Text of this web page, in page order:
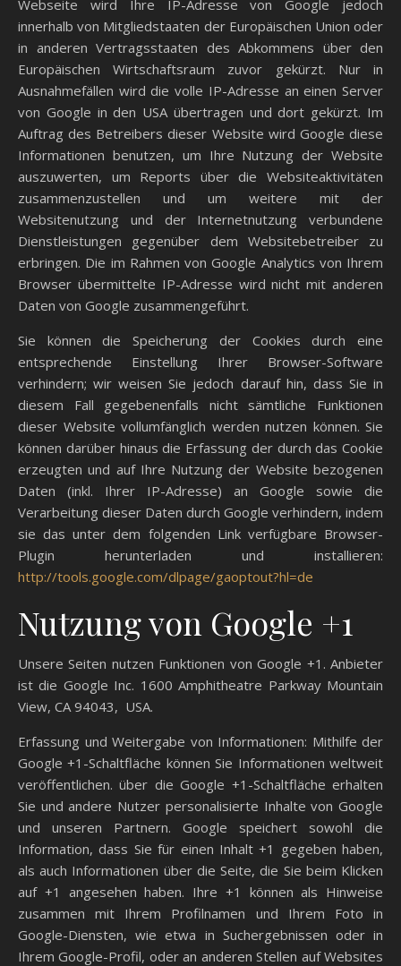
Webseite wird Ihre IP-Adresse von Google jedoch
innerhalb von Mitgliedstaaten der Europäischen Union oder
in anderen Vertragsstaaten des Abkommens über den
Europäischen Wirtschaftsraum zuvor gekürzt. Nur in
Ausnahmefällen wird die volle IP-Adresse an einen Server
von Google in den USA übertragen und dort gekürzt. Im
Auftrag des Betreibers dieser Website wird Google diese
Informationen benutzen, um Ihre Nutzung der Website
auszuwerten, um Reports über die Websiteaktivitäten
zusammenzustellen und um weitere mit der
Websitenutzung und der Internetnutzung verbundene
Dienstleistungen gegenüber dem Websitebetreiber zu
erbringen. Die im Rahmen von Google Analytics von Ihrem
Browser übermittelte IP-Adresse wird nicht mit anderen
Daten von Google zusammengeführt.
Sie können die Speicherung der Cookies durch eine
entsprechende Einstellung Ihrer Browser-Software
verhindern; wir weisen Sie jedoch darauf hin, dass Sie in
diesem Fall gegebenenfalls nicht sämtliche Funktionen
dieser Website vollumfänglich werden nutzen können. Sie
können darüber hinaus die Erfassung der durch das Cookie
erzeugten und auf Ihre Nutzung der Website bezogenen
Daten (inkl. Ihrer IP-Adresse) an Google sowie die
Verarbeitung dieser Daten durch Google verhindern, indem
sie das unter dem folgenden Link verfügbare Browser-
Plugin herunterladen und installieren:
http://tools.google.com/dlpage/gaoptout?hl=de
Nutzung von Google +1
Unsere Seiten nutzen Funktionen von Google +1. Anbieter
ist die Google Inc. 1600 Amphitheatre Parkway Mountain
View, CA 94043, USA.
Erfassung und Weitergabe von Informationen: Mithilfe der
Google +1-Schaltfläche können Sie Informationen weltweit
veröffentlichen. über die Google +1-Schaltfläche erhalten
Sie und andere Nutzer personalisierte Inhalte von Google
und unseren Partnern. Google speichert sowohl die
Information, dass Sie für einen Inhalt +1 gegeben haben,
als auch Informationen über die Seite, die Sie beim Klicken
auf +1 angesehen haben. Ihre +1 können als Hinweise
zusammen mit Ihrem Profilnamen und Ihrem Foto in
Google-Diensten, wie etwa in Suchergebnissen oder in
Ihrem Google-Profil, oder an anderen Stellen auf Websites